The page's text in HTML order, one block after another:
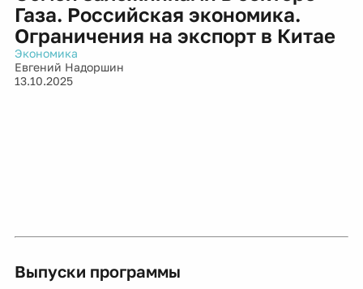
Газа. Российская экономика.
Ограничения на экспорт в Китае
Экономика
Евгений Надоршин
13.10.2025
Выпуски программы